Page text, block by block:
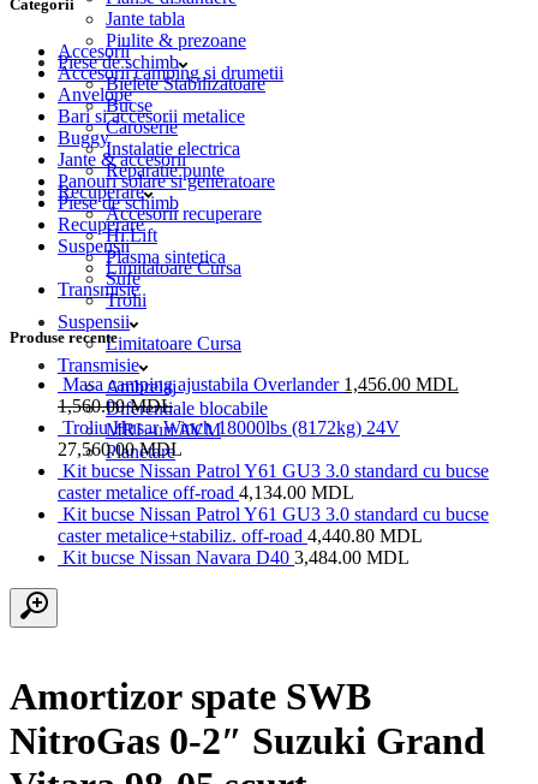
Jante tabla
Piulite & prezoane
Piese de schimb
Bielete Stabilizatoare
Bucse
Caroserie
Instalatie electrica
Reparatie punte
Recuperare
Accesorii recuperare
Hi Lift
Plasma sintetica
Sufe
Trolii
Suspensii
Limitatoare Cursa
Transmisie
Ambreiaj
Diferentiale blocabile
MRL-uri AVM
Planetare
Categorii
Accesorii
Accesorii camping si drumetii
Anvelope
Bari si accesorii metalice
Buggy
Jante & accesorii
Panouri solare si generatoare
Piese de schimb
Recuperare
Suspensii
Limitatoare Cursa
Transmisie
Produse recente
Masa camping ajustabila Overlander 1,456.00 MDL
1,560.00MDL
Troliu Husar Winch 18000lbs (8172kg) 24V
27,560.00MDL
Kit bucse Nissan Patrol Y61 GU3 3.0 standard cu bucse
caster metalice off-road 4,134.00 MDL
Kit bucse Nissan Patrol Y61 GU3 3.0 standard cu bucse
caster metalice+stabiliz. off-road 4,440.80 MDL
Kit bucse Nissan Navara D40 3,484.00 MDL
Amortizor spate SWB
NitroGas 0-2″ Suzuki Grand